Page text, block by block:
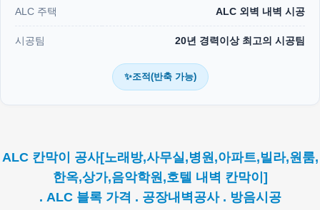
ALC 주택 ALC 외벽 내벽 시공
시공팀 20년 경력이상 최고의 시공팀
✨조적(반축 가능)
ALC 칸막이 공사[노래방,사무실,병원,아파트,빌라,원룸,
한옥,상가,음악학원,호텔 내벽 칸막이]
. ALC 블록 가격 . 공장내벽공사 . 방음시공